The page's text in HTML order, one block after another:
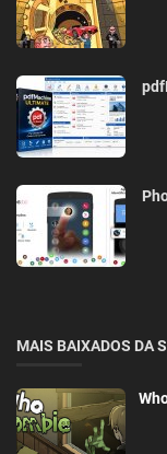
MAIS BAIXADOS DA